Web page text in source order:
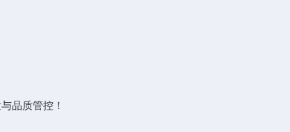
品质管控！